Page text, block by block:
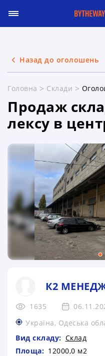
Головна Склади
Продаж
лексу в
Назад до оголошень
К2
1635
Україна, Одеська
Вид складу: Склад
Площа: 12000,0 м2